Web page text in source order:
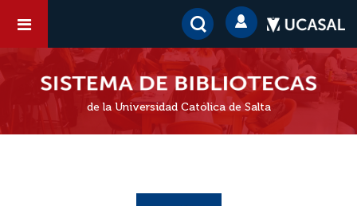
de la Universidad Católica de Salta